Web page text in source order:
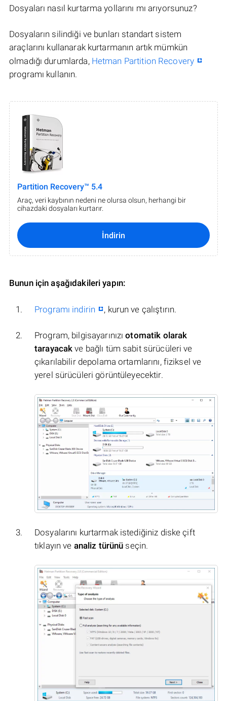
Dosyaları nasıl kurtarma yollarını mı arıyorsunuz?
Dosyaların silindiği ve bunları standart sistem
araçlarını kullanarak kurtarmanın artık mümkün
olmadığı durumlarda, Hetman Partition Recovery
programı kullanın.
Partition Recovery™ 5.4
Araç, veri kaybının nedeni ne olursa olsun, herhangi bir
cihazdaki dosyaları kurtarır.
İndirin
Bunun için aşağıdakileri yapın:
Programı indirin , kurun ve çalıştırın.
Program, bilgisayarınızıotomatik olarak
tarayacak ve bağlı tüm sabit sürücüleri ve
çıkarılabilir depolama ortamlarını, fiziksel ve
yerel sürücüleri görüntüleyecektir.
Dosyalarını kurtarmak istediğiniz diske çift
tıklayın ve analiz türünü seçin.